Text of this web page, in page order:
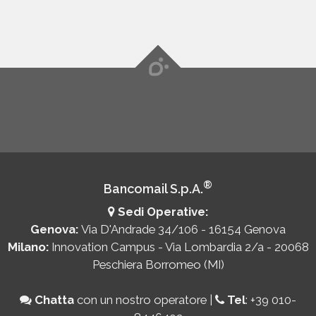
Bancomail S.p.A.®
Sedi Operative:
Genova: Via D'Andrade 34/106 - 16154 Genova
Milano: Innovation Campus - Via Lombardia 2/a - 20068
Peschiera Borromeo (MI)
Chatta con un nostro operatore | Tel: +39 010-